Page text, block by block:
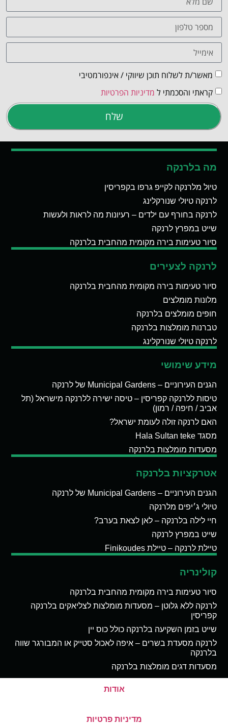
מאשר/ת לשלוח תוכן שיווקי / אינפורמטיבי
קראתי והסכמתי ל מדיניות הפרטיות
שלח
מה בלרנקה
טיול מלרנקה לקייפ גרפו בקפריסין
לרנקה טיולי שנורקלינג
לרנקה בחורף עם ילדים – רעיונות מה לראות ולעשות
שייט במפרץ לרנקה
סיור טעימות בירה מקומית מהחבית בלרנקה
לרנקה לצעירים
סיור טעימות בירה מקומית מהחבית בלרנקה
מלונות מומלצים
חופים מומלצים בלרנקה
טברנות מומלצות בלרנקה
לרנקה טיולי שנורקלינג
מידע שימושי
הגנים העירוניים – Municipal Gardens של לרנקה
טיסות ללרנקה קפריסין – טיסה ישירה ללרנקה מישראל (תל
אביב / חיפה / רמון)
האם לרנקה זולה לעומת ישראל?
מסגד Hala Sultan teke
מסעדות מומלצות בלרנקה
אטרקציות בלרנקה
הגנים העירוניים – Municipal Gardens של לרנקה
טיולי ג׳יפים מלרנקה
חיי לילה בלרנקה – לאן לצאת בערב?
שייט במפרץ לרנקה
טיילת לרנקה – טיילת Finikoudes
קולינריה
סיור טעימות בירה מקומית מהחבית בלרנקה
לרנקה ללא גלוטן – מסעדות מומלצות לצליאקים בלרנקה
קפריסין
שייט בזמן השקיעה בלרנקה כולל כוס יין
לרנקה מסעדת בשרים – איפה לאכול סטייק או המבורגר שווה
בלרנקה
מסעדות דגים מומלצות בלרנקה
אודות
מדיניות פרטיות